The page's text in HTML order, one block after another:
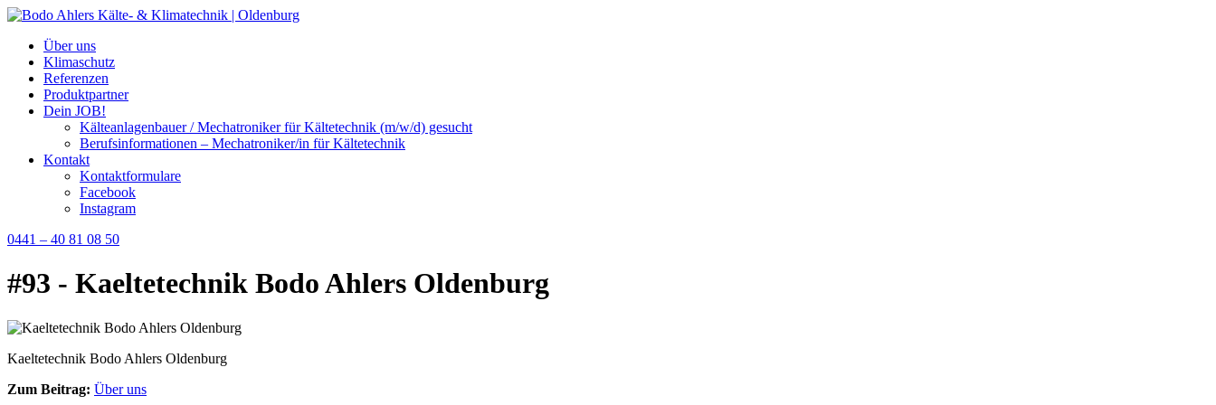
Über uns
Klimaschutz
Referenzen
Produktpartner
Dein JOB!
Kälteanlagenbauer / Mechatroniker für Kältetechnik (m/w/d) gesucht
Berufsinformationen – Mechatroniker/in für Kältetechnik
Kontakt
Kontaktformulare
Facebook
Instagram
0441 – 40 81 08 50
#93 - Kaeltetechnik Bodo Ahlers Oldenburg
Kaeltetechnik Bodo Ahlers Oldenburg
Zum Beitrag: Über uns